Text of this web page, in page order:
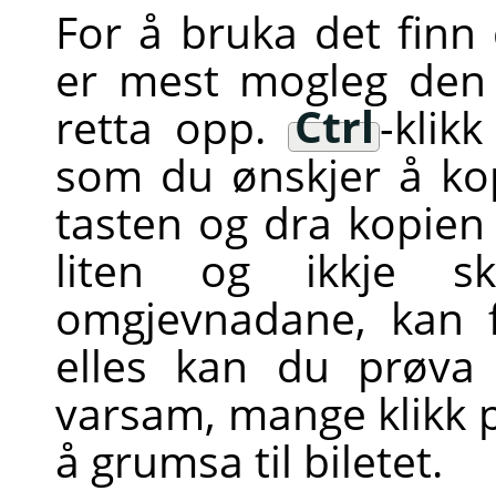
For å bruka det finn
er mest mogleg
retta opp. Ctrl-
som du ønskjer å
tasten og dra
liten og ikkje
omgjevnadane,
elles kan du
varsam, mange klikk
å grumsa til biletet.